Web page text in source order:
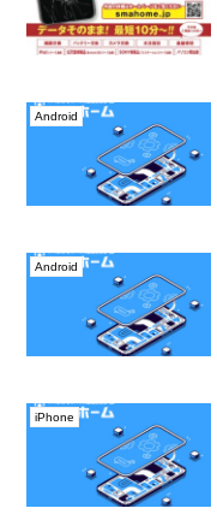
Android
Android
iPhone